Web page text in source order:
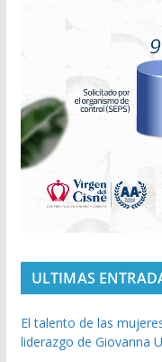
ULTIMAS
El talento de las
liderazgo de Giovanna